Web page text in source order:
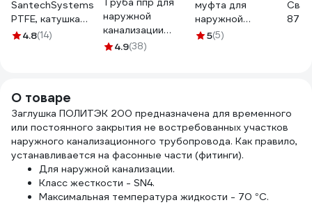
SantechSystems
PTFE, катушка
10х0,075 мм, 8 м,
4.8(14)
наружной
канализации
LAMMIN
4.9(38)
муфта для
наружной
канализации
5(5)
87
О товаре
Заглушка ПОЛИТЭК 200 предназначена для временного
или постоянного закрытия не востребованных участков
наружного канализационного трубопровода. Как правило,
устанавливается на фасонные части (фитинги).
Для наружной канализации.
Класс жесткости - SN4.
Максимальная температура жидкости - 70 °C.